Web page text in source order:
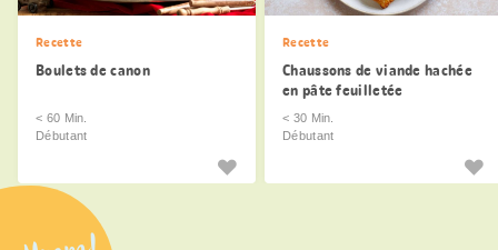
Recette
Boulets de canon
< 60 Min.
Débutant
Recette
Chaussons de viande hachée
en pâte feuilletée
< 30 Min.
Débutant